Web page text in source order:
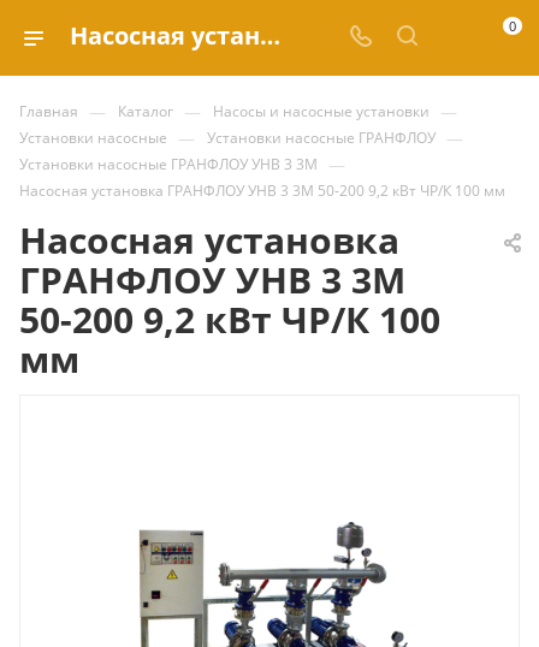
Насосная установка ГРАНФЛОУ УНВ 3 3М 50-200 9,2 кВт ЧР/К 100 мм купить за 1 412 749.74 ₽ | Valve.ru 0
Главная — Каталог — Насосы и насосные установки —
Установки насосные — Установки насосные ГРАНФЛОУ —
Установки насосные ГРАНФЛОУ УНВ 3 3М —
Насосная установка ГРАНФЛОУ УНВ 3 3М 50-200 9,2 кВт ЧР/К 100 мм
Насосная установка
ГРАНФЛОУ УНВ 3 3М
50-200 9,2 кВт ЧР/К 100
мм